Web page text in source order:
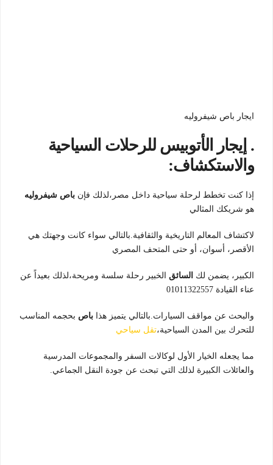
ايجار باص شيفروليه
. إيجار الأتوبيس للرحلات السياحية
والاستكشاف:
إذا كنت تخطط لرحلة سياحية داخل مصر،لذلك فإن باص شيفروليه
هو شريكك المثالي
لاكتشاف المعالم التاريخية والثقافية.بالتالي سواء كانت وجهتك هي
الأقصر، أسوان، أو حتى المتحف المصري
الكبير، يضمن لك السائق الخبير رحلة سلسة ومريحة،لذلك بعيداً عن
عناء القيادة 01011322557
والبحث عن مواقف السيارات.بالتالي يتميز هذا باص بحجمه المناسب
للتحرك بين المدن السياحية،تقل سياحي
مما يجعله الخيار الأول لوكالات السفر والمجموعات المدرسية
والعائلات الكبيرة لذلك التي تبحث عن جودة النقل الجماعي.